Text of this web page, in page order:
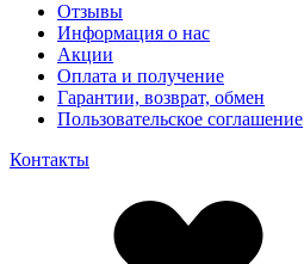
Отзывы
Информация о нас
Акции
Оплата и получение
Гарантии, возврат, обмен
Пользовательское соглашение
Контакты